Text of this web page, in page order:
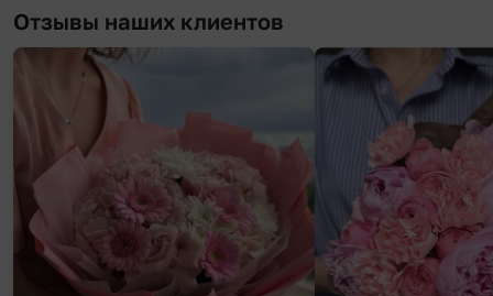
Отзывы наших клиентов